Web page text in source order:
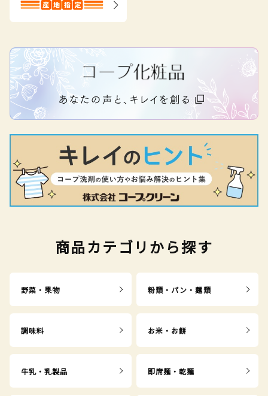
商品カテゴリから探す
野菜・果物 粉類・パン・麺類
調味料 お米・お餅
牛乳・乳製品 即席麺・乾麺